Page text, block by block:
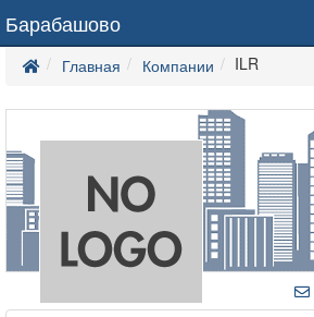
Барабашово
Главная Компании ILR